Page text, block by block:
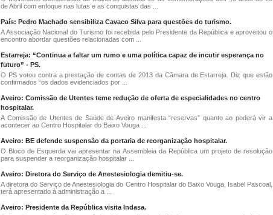
de Abril com enfoque nas lutas e as conquistas das ...
País: Pedro Machado sensibiliza Cavaco Silva para questões do turismo.
A Associação Nacional do Turismo foi recebida pelo Presidente da República e aproveitou o
encontro abordar questões relacionadas com ...
Estarreja: “Continua a faltar um rumo e uma política capaz de incutir esperança no
futuro” - PS.
O PS votou contra a prestação de contas de 2013 da Câmara de Estarreja. Diz que estão
confirmados “os dados evidenciados por ...
Aveiro: Comissão de Utentes teme redução de oferta de especialidades no centro
hospitalar.
A Comissão de Utentes de Saúde de Aveiro manifesta “reservas” quanto ao poderá vir a
acontecer ao Centro Hospitalar do Baixo Vouga ...
Aveiro: BE defende suspensão da portaria de reorganização hospitalar.
O Bloco de Esquerda vai apresentar na Assembleia da República um projeto de resolução
para suspender a reorganização hospitalar ...
Aveiro: Diretora do Serviço de Anestesiologia demitiu-se.
A diretora do Serviço de Anestesiologia do Centro Hospitalar do Baixo Vouga, Isabel Pascoal,
terá apresentado à administração a ...
Aveiro: Presidente da República visita Indasa.